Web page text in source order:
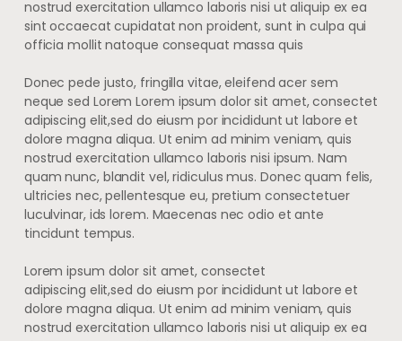
nostrud exercitation ullamco laboris nisi ut aliquip ex ea
sint occaecat cupidatat non proident, sunt in culpa qui
officia mollit natoque consequat massa quis
Donec pede justo, fringilla vitae, eleifend acer sem
neque sed Lorem Lorem ipsum dolor sit amet, consectet
adipiscing elit,sed do eiusm por incididunt ut labore et
dolore magna aliqua. Ut enim ad minim veniam, quis
nostrud exercitation ullamco laboris nisi ipsum. Nam
quam nunc, blandit vel, ridiculus mus. Donec quam felis,
ultricies nec, pellentesque eu, pretium consectetuer
luculvinar, ids lorem. Maecenas nec odio et ante
tincidunt tempus.
Lorem ipsum dolor sit amet, consectet
adipiscing elit,sed do eiusm por incididunt ut labore et
dolore magna aliqua. Ut enim ad minim veniam, quis
nostrud exercitation ullamco laboris nisi ut aliquip ex ea